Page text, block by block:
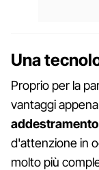
Una
Proprio per la
vantaggi
d'attenzione in
molto più